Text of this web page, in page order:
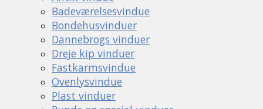
Badeværelsesvindue
Bondehusvinduer
Dannebrogs vinduer
Dreje kip vinduer
Fastkarmsvindue
Ovenlysvindue
Plast vinduer